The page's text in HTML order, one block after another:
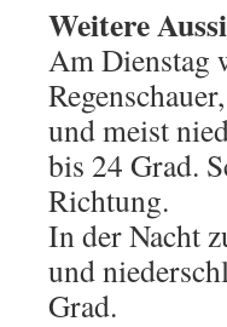
Weitere
Am Dienstag
und meist
bis 24 Grad.
Richtung.
In der Nacht
und
Grad.